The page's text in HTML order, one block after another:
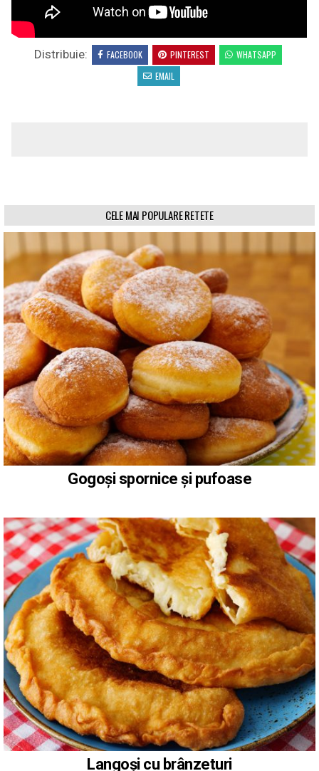
Distribuie: FACEBOOK PINTEREST
WHATSAPP
EMAIL
CELE MAI POPULARE RETETE
Gogoși spornice și pufoase
Langoși cu brânzeturi